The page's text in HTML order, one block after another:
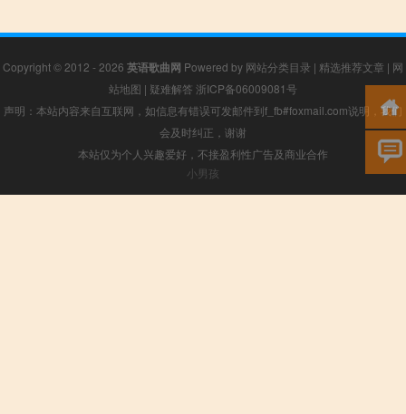
Copyright © 2012 - 2026 英语歌曲网 Powered by 网站分类目录 | 精选推荐文章 | 网
站地图 | 疑难解答 浙ICP备06009081号
声明：本站内容来自互联网，如信息有错误可发邮件到f_fb#foxmail.com说明，我们
会及时纠正，谢谢
本站仅为个人兴趣爱好，不接盈利性广告及商业合作
小男孩